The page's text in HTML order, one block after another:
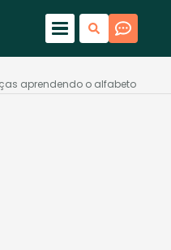
aprendendo o alfabeto